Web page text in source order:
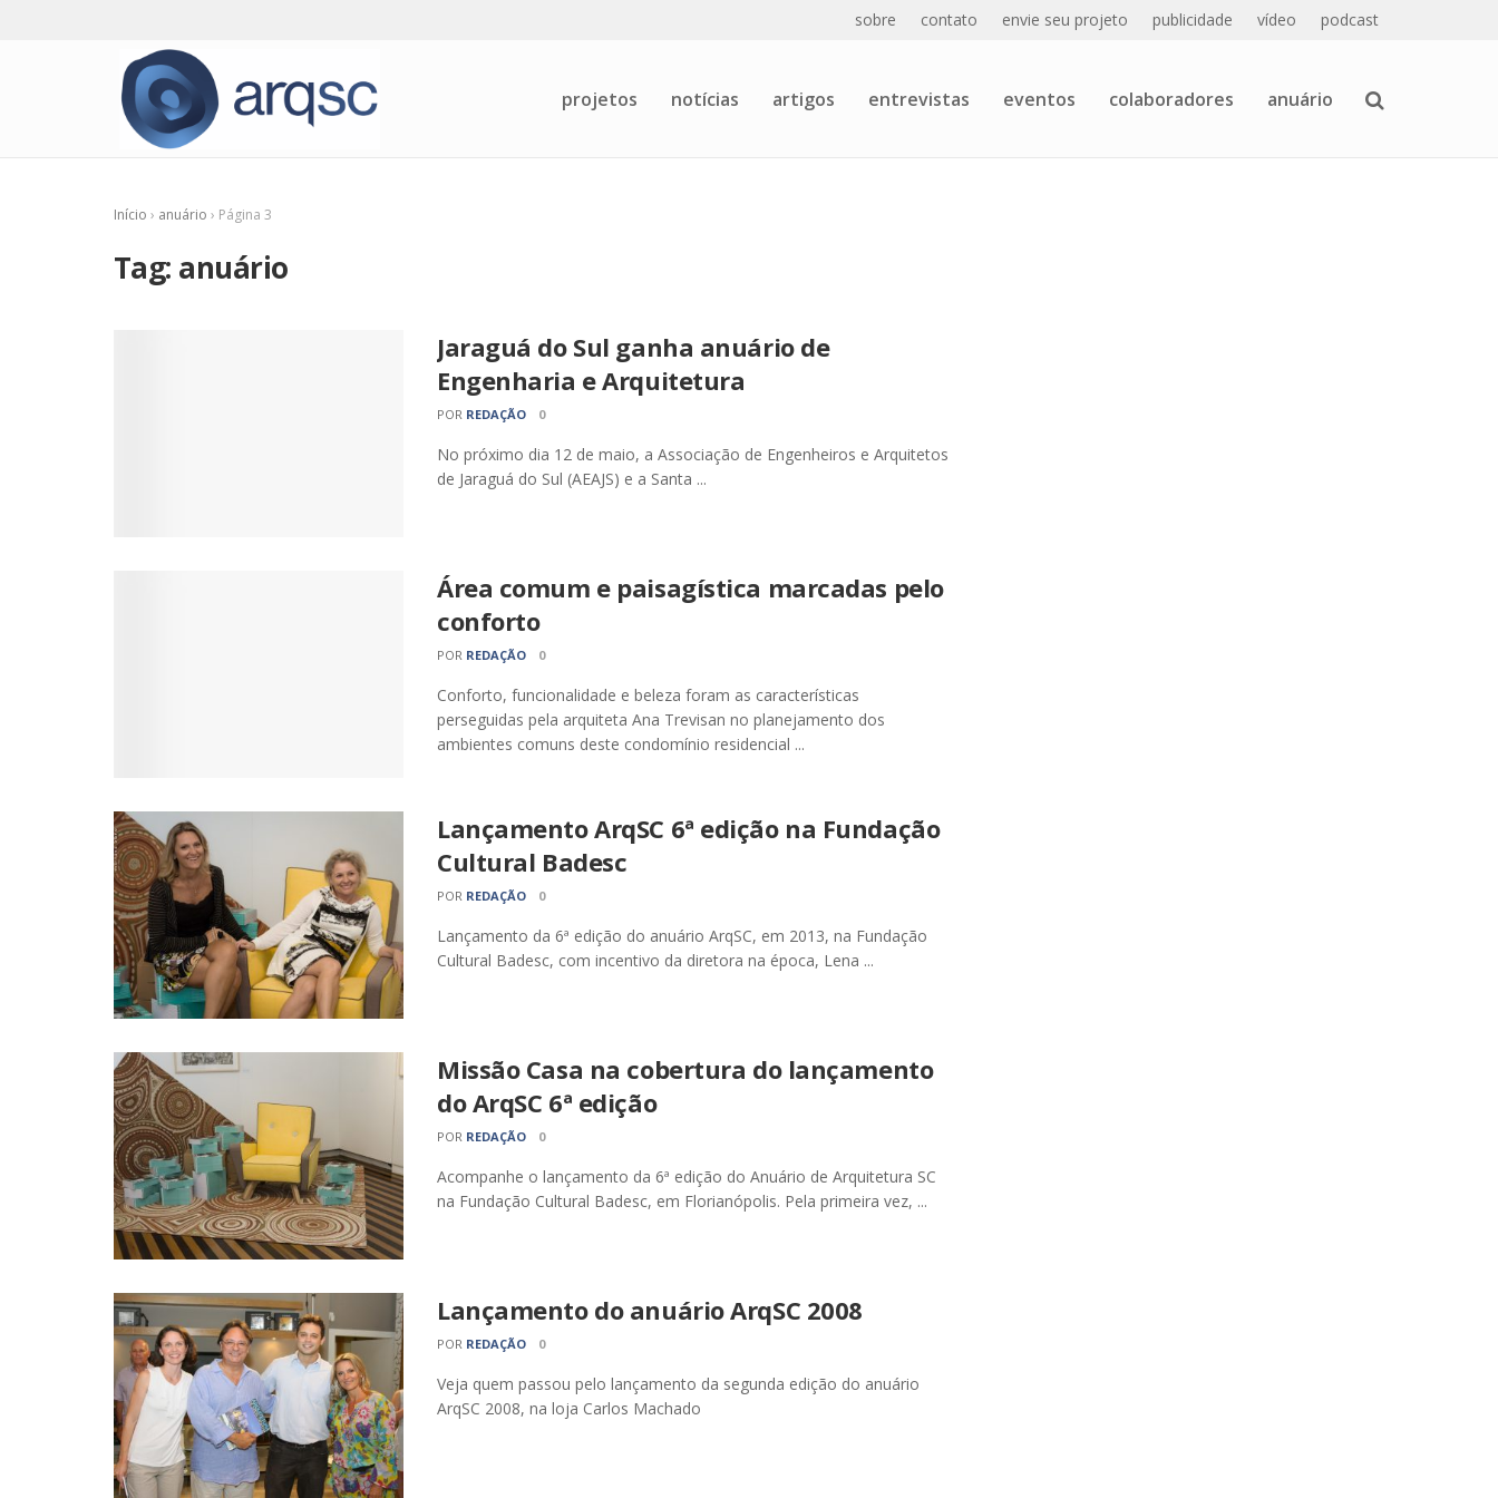
sobre contato envie seu projeto publicidade vídeo podcast
projetos notícias artigos entrevistas eventos colaboradores anuário
Início › anuário › Página 3
Tag: anuário
Jaraguá do Sul ganha anuário de
Engenharia e Arquitetura
POR REDAÇÃO 0
No próximo dia 12 de maio, a Associação de Engenheiros e Arquitetos
de Jaraguá do Sul (AEAJS) e a Santa ...
Área comum e paisagística marcadas pelo
conforto
POR REDAÇÃO 0
Conforto, funcionalidade e beleza foram as características
perseguidas pela arquiteta Ana Trevisan no planejamento dos
ambientes comuns deste condomínio residencial ...
Lançamento ArqSC 6ª edição na Fundação
Cultural Badesc
POR REDAÇÃO 0
Lançamento da 6ª edição do anuário ArqSC, em 2013, na Fundação
Cultural Badesc, com incentivo da diretora na época, Lena ...
Missão Casa na cobertura do lançamento
do ArqSC 6ª edição
POR REDAÇÃO 0
Acompanhe o lançamento da 6ª edição do Anuário de Arquitetura SC
na Fundação Cultural Badesc, em Florianópolis. Pela primeira vez, ...
Lançamento do anuário ArqSC 2008
POR REDAÇÃO 0
Veja quem passou pelo lançamento da segunda edição do anuário
ArqSC 2008, na loja Carlos Machado